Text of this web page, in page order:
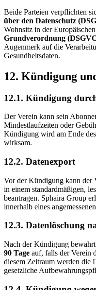
Beide Parteien verpflichten
über den Datenschutz
Wohnsitz in der
Grundverordnung
Augenmerk auf die
Gesundheitsdaten.
12. Kündigung
12.1. Kündigung
Der Verein kann sein
Mindestlaufzeiten oder
Kündigung wird am Ende
wirksam.
12.2. Datenexport
Vor der Kündigung kann der
in einem standardmäßigen,
beantragen. Sphaira Group
innerhalb eines
12.3. Datenlöschung
Nach der Kündigung
90 Tage auf, falls der Verein
diesem Zeitraum werden die
gesetzliche